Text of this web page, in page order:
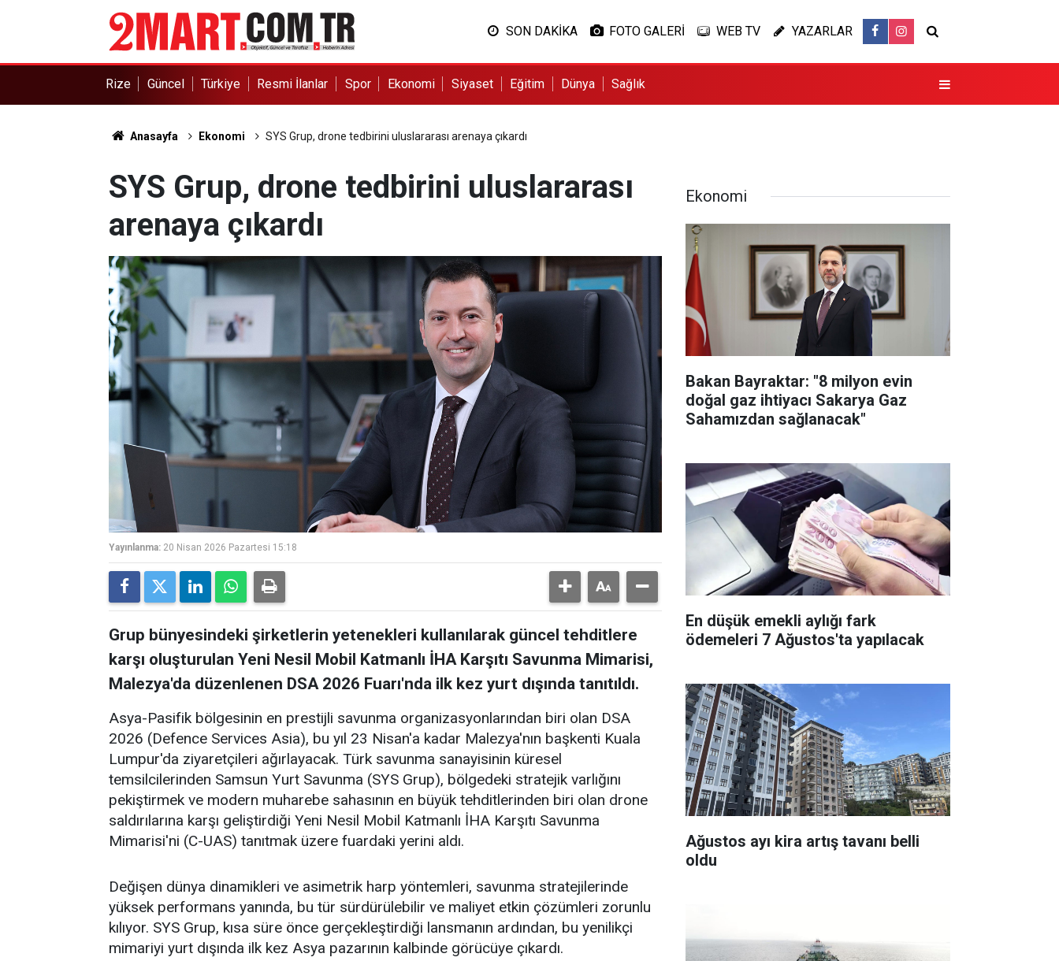
SON DAKİKA FOTO GALERİ WEB TV YAZARLAR
Rize Güncel Türkiye Resmi İlanlar Spor Ekonomi Siyaset Eğitim Dünya Sağlık
Anasayfa Ekonomi SYS Grup, drone tedbirini uluslararası arenaya çıkardı
SYS Grup, drone tedbirini uluslararası
arenaya çıkardı
Yayınlanma: 20 Nisan 2026 Pazartesi 15:18
Grup bünyesindeki şirketlerin yetenekleri kullanılarak güncel tehditlere
karşı oluşturulan Yeni Nesil Mobil Katmanlı İHA Karşıtı Savunma Mimarisi,
Malezya'da düzenlenen DSA 2026 Fuarı'nda ilk kez yurt dışında tanıtıldı.
Asya-Pasifik bölgesinin en prestijli savunma organizasyonlarından biri olan DSA
2026 (Defence Services Asia), bu yıl 23 Nisan'a kadar Malezya'nın başkenti Kuala
Lumpur'da ziyaretçileri ağırlayacak. Türk savunma sanayisinin küresel
temsilcilerinden Samsun Yurt Savunma (SYS Grup), bölgedeki stratejik varlığını
pekiştirmek ve modern muharebe sahasının en büyük tehditlerinden biri olan drone
saldırılarına karşı geliştirdiği Yeni Nesil Mobil Katmanlı İHA Karşıtı Savunma
Mimarisi'ni (C-UAS) tanıtmak üzere fuardaki yerini aldı.
Değişen dünya dinamikleri ve asimetrik harp yöntemleri, savunma stratejilerinde
yüksek performans yanında, bu tür sürdürülebilir ve maliyet etkin çözümleri zorunlu
kılıyor. SYS Grup, kısa süre önce gerçekleştirdiği lansmanın ardından, bu yenilikçi
mimariyi yurt dışında ilk kez Asya pazarının kalbinde görücüye çıkardı.
Ekonomi
Bakan Bayraktar: "8 milyon evin
doğal gaz ihtiyacı Sakarya Gaz
Sahamızdan sağlanacak"
En düşük emekli aylığı fark
ödemeleri 7 Ağustos'ta yapılacak
Ağustos ayı kira artış tavanı belli
oldu